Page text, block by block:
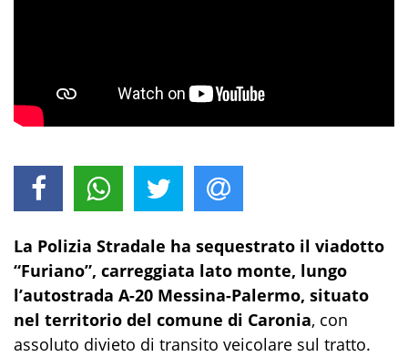
La Polizia Stradale ha sequestrato il viadotto
“Furiano”, carreggiata lato monte, lungo
l’autostrada A-20 Messina-Palermo, situato
nel territorio del comune di Caronia, con
assoluto divieto di transito veicolare sul tratto.